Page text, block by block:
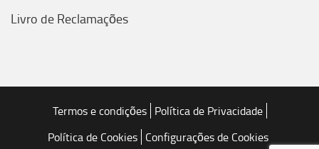
Livro de Reclamações
Termos e condições Política de Privacidade
Política de Cookies Configurações de Cookies